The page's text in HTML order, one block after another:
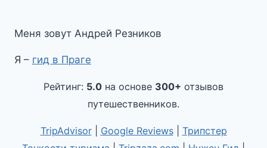
Меня зовут Андрей Резников
Я – гид в Праге
Рейтинг: 5.0 на основе 300+ отзывов
путешественников.
TripAdvisor| Google Reviews| Трипстер